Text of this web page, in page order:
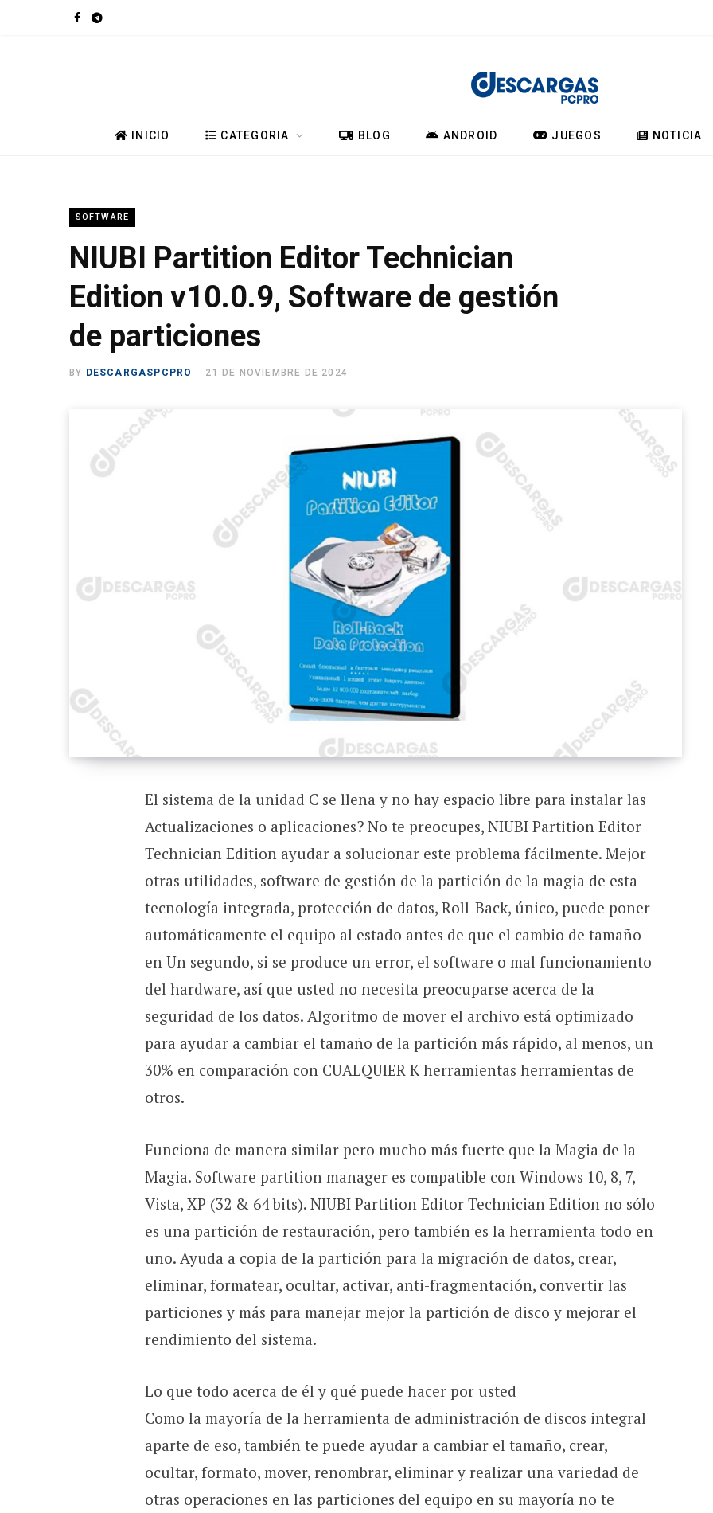
F
o
k
T
a
m
INICIO CATEGORIA BLOG ANDROID JUEGOS NOTICIA
SOFTWARE
NIUBI Partition Editor Technician
Edition v10.0.9, Software de gestión
de particiones
BY DESCARGASPCPRO 21 DE NOVIEMBRE DE 2024
El sistema de la unidad C se llena y no hay espacio libre para instalar las
Actualizaciones o aplicaciones? No te preocupes, NIUBI Partition Editor
Technician Edition ayudar a solucionar este problema fácilmente. Mejor
otras utilidades, software de gestión de la partición de la magia de esta
tecnología integrada, protección de datos, Roll-Back, único, puede poner
automáticamente el equipo al estado antes de que el cambio de tamaño
en Un segundo, si se produce un error, el software o mal funcionamiento
del hardware, así que usted no necesita preocuparse acerca de la
seguridad de los datos. Algoritmo de mover el archivo está optimizado
para ayudar a cambiar el tamaño de la partición más rápido, al menos, un
30% en comparación con CUALQUIER K herramientas herramientas de
otros.
Funciona de manera similar pero mucho más fuerte que la Magia de la
Magia. Software partition manager es compatible con Windows 10, 8, 7,
Vista, XP (32 & 64 bits). NIUBI Partition Editor Technician Edition no sólo
es una partición de restauración, pero también es la herramienta todo en
uno. Ayuda a copia de la partición para la migración de datos, crear,
eliminar, formatear, ocultar, activar, anti-fragmentación, convertir las
particiones y más para manejar mejor la partición de disco y mejorar el
rendimiento del sistema.
Lo que todo acerca de él y qué puede hacer por usted
Como la mayoría de la herramienta de administración de discos integral
aparte de eso, también te puede ayudar a cambiar el tamaño, crear,
ocultar, formato, mover, renombrar, eliminar y realizar una variedad de
otras operaciones en las particiones del equipo en su mayoría no te